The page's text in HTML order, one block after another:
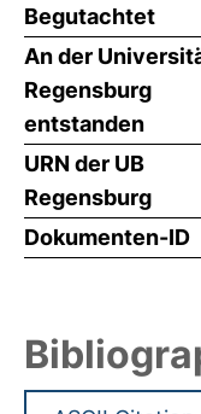
Begutachtet
An der
Regensburg
entstanden
URN der UB
Regensburg
Dokumenten-ID